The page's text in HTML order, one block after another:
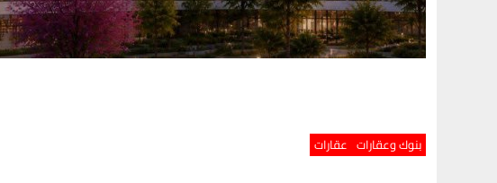
بنوك وعقارات عقارات